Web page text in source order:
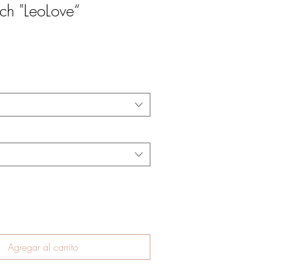
"LeoLove“
Agregar al carrito